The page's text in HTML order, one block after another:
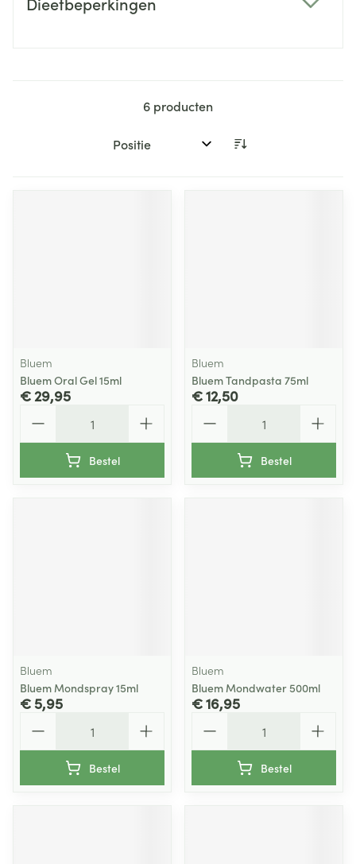
6 producten
Sorteer op:
Bluem
Bluem Oral Gel 15ml
€ 29,95
Bestel
Bluem
Bluem Tandpasta 75ml
€ 12,50
Bestel
Bluem
Bluem Mondspray 15ml
€ 5,95
Bestel
Bluem
Bluem Mondwater 500ml
€ 16,95
Bestel